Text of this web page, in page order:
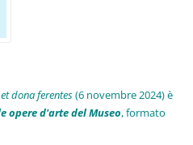
dona ferentes(6 novembre 2024) è
opere d'arte del Museo, formato